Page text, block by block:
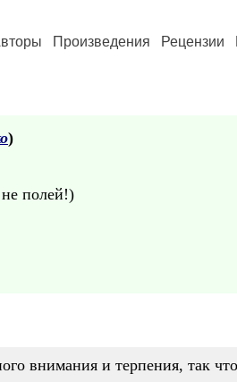
Произведения Рецензии
)
полей!)
внимания и терпения, так